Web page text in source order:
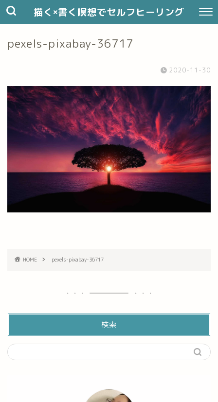
描く×書く瞑想でセルフヒーリング
pexels-pixabay-36717
2020-11-30
HOME pexels-pixabay-36717
検索